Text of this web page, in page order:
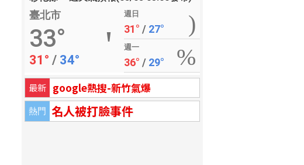
臺北市
33°
31° / 34°
週日
31° / 27°
週一
36° / 29°
最新 google熱搜-新竹氣爆
熱門 名人被打臉事件